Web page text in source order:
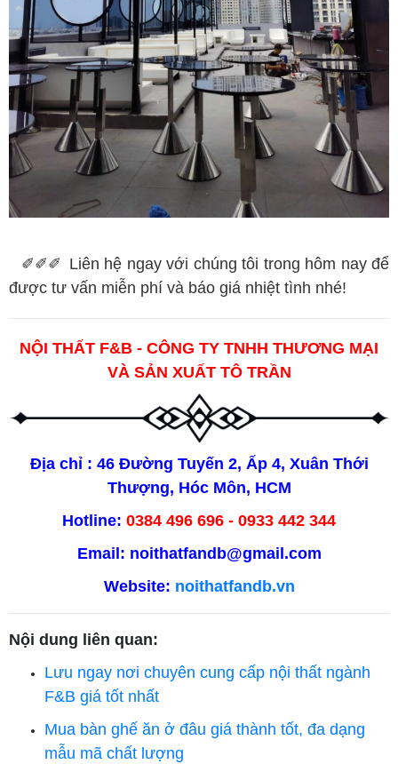
✐✐✐ Liên hệ ngay với chúng tôi trong hôm nay để
được tư vấn miễn phí và báo giá nhiệt tình nhé!
NỘI THẤT F&B - CÔNG TY TNHH THƯƠNG MẠI
VÀ SẢN XUẤT TÔ TRẦN
Địa chỉ : 46 Đường Tuyến 2, Ấp 4, Xuân Thới
Thượng, Hóc Môn, HCM
Hotline: 0384 496 696 - 0933 442 344
Email: noithatfandb@gmail.com
Website: noithatfandb.vn
Nội dung liên quan:
Lưu ngay nơi chuyên cung cấp nội thất ngành
F&B giá tốt nhất
Mua bàn ghế ăn ở đâu giá thành tốt, đa dạng
mẫu mã chất lượng